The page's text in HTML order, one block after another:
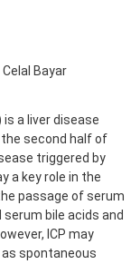
Bayar
a liver disease
second half of
triggered by
a key role in the
passage of serum
bile acids and
ICP may
spontaneous